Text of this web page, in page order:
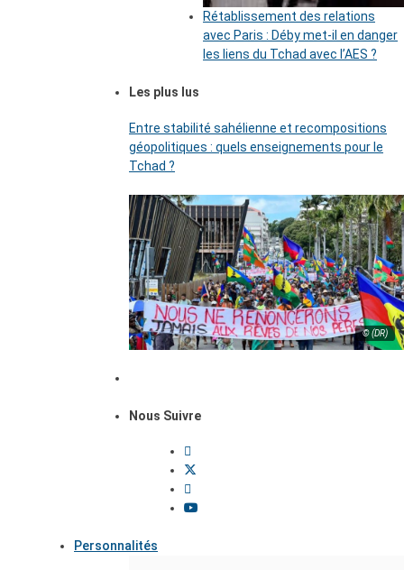
Rétablissement des relations
avec Paris : Déby met-il en danger
les liens du Tchad avec l’AES ?
Les plus lus
Entre stabilité sahélienne et recompositions
géopolitiques : quels enseignements pour le
Tchad ?
© (DR)
Nous Suivre
Personnalités